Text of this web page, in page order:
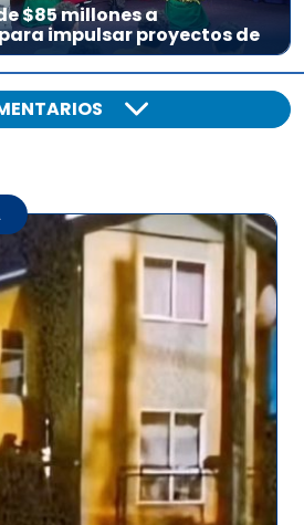
$85 millones a
impulsar proyectos de